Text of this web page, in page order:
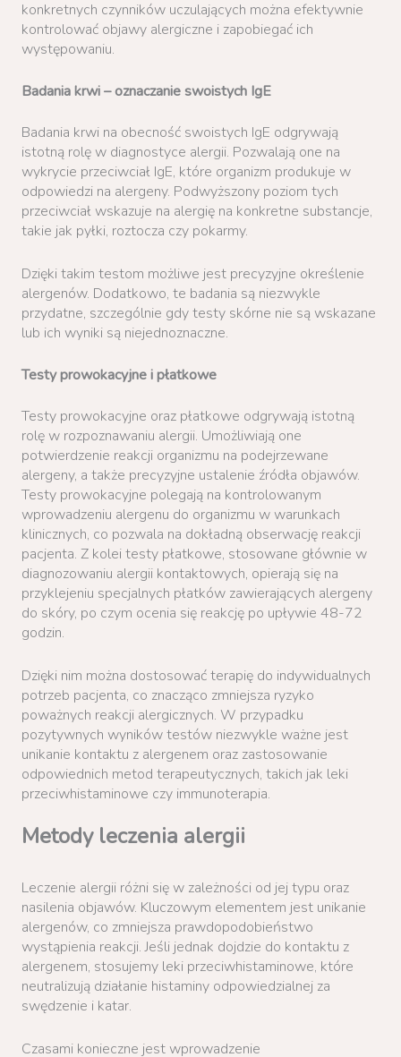
konkretnych czynników uczulających można efektywnie
kontrolować objawy alergiczne i zapobiegać ich
występowaniu.
Badania krwi – oznaczanie swoistych IgE
Badania krwi na obecność swoistych IgE odgrywają
istotną rolę w diagnostyce alergii. Pozwalają one na
wykrycie przeciwciał IgE, które organizm produkuje w
odpowiedzi na alergeny. Podwyższony poziom tych
przeciwciał wskazuje na alergię na konkretne substancje,
takie jak pyłki, roztocza czy pokarmy.
Dzięki takim testom możliwe jest precyzyjne określenie
alergenów. Dodatkowo, te badania są niezwykle
przydatne, szczególnie gdy testy skórne nie są wskazane
lub ich wyniki są niejednoznaczne.
Testy prowokacyjne i płatkowe
Testy prowokacyjne oraz płatkowe odgrywają istotną
rolę w rozpoznawaniu alergii. Umożliwiają one
potwierdzenie reakcji organizmu na podejrzewane
alergeny, a także precyzyjne ustalenie źródła objawów.
Testy prowokacyjne polegają na kontrolowanym
wprowadzeniu alergenu do organizmu w warunkach
klinicznych, co pozwala na dokładną obserwację reakcji
pacjenta. Z kolei testy płatkowe, stosowane głównie w
diagnozowaniu alergii kontaktowych, opierają się na
przyklejeniu specjalnych płatków zawierających alergeny
do skóry, po czym ocenia się reakcję po upływie 48-72
godzin.
Dzięki nim można dostosować terapię do indywidualnych
potrzeb pacjenta, co znacząco zmniejsza ryzyko
poważnych reakcji alergicznych. W przypadku
pozytywnych wyników testów niezwykle ważne jest
unikanie kontaktu z alergenem oraz zastosowanie
odpowiednich metod terapeutycznych, takich jak leki
przeciwhistaminowe czy immunoterapia.
Metody leczenia alergii
Leczenie alergii różni się w zależności od jej typu oraz
nasilenia objawów. Kluczowym elementem jest unikanie
alergenów, co zmniejsza prawdopodobieństwo
wystąpienia reakcji. Jeśli jednak dojdzie do kontaktu z
alergenem, stosujemy leki przeciwhistaminowe, które
neutralizują działanie histaminy odpowiedzialnej za
swędzenie i katar.
Czasami konieczne jest wprowadzenie